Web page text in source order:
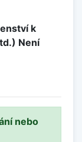
k
Není
nebo